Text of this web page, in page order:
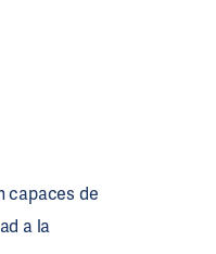
capaces de
a la